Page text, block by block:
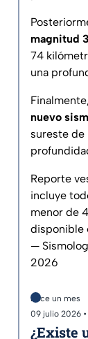
magnitud
74
una
nuevo
sureste de
Reporte
incluye
menor de
disponible
—
2026
Hace un mes
09 julio 2026 •
¿Existe